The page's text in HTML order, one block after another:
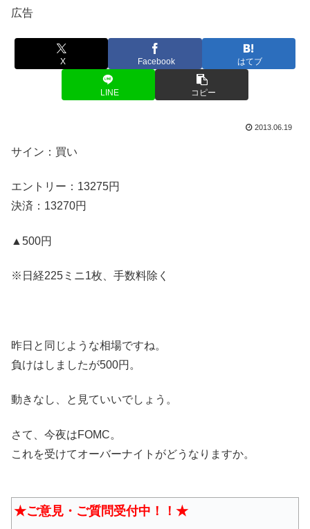
広告
X Facebook はてブ
LINE コピー
2013.06.19
サイン：買い
エントリー：13275円
決済：13270円
▲500円
※日経225ミニ1枚、手数料除く
昨日と同じような相場ですね。
負けはしましたが500円。
動きなし、と見ていいでしょう。
さて、今夜はFOMC。
これを受けてオーバーナイトがどうなりますか。
★ご意見・ご質問受付中！！★